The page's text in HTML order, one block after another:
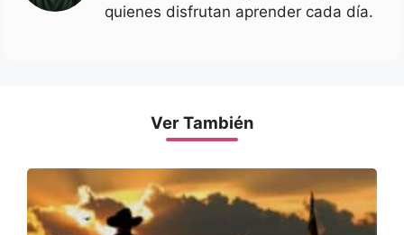
quienes disfrutan aprender cada día.
Ver También